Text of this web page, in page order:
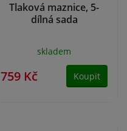
Tlaková maznice, 5-
dílná sada
skladem
759 Kč Koupit